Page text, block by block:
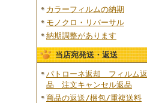
カラーフィルムの納期
モノクロ・リバーサル
納期調整があります
当店宛発送・返送
パトローネ返却 フィルム返
品 注文キャンセル返品
商品の返送/梱包/重複送料